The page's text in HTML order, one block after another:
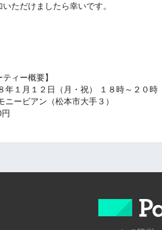
ただけましたら幸いです。
ティー概要】
１月１２日（月・祝） １８時～２０時
ービアン（松本市大手３）